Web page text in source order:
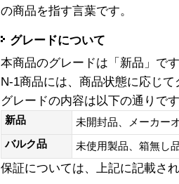
の商品を指す言葉です。
グレードについて
本商品のグレードは「新品」です
N-1商品には、商品状態に応じ
グレードの内容は以下の通りで
新品
未開封品、メーカー
バルク品
未使用製品、箱無
保証については、上記に記載さ